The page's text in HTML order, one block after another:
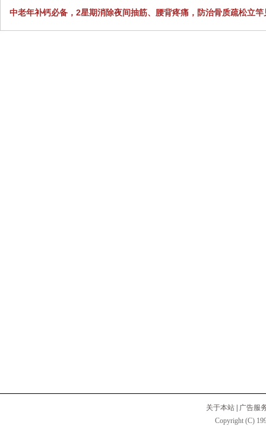
中老年补钙必备，2星期消除夜间抽筋、腰背疼痛，防治骨质疏松立竿
关于本站
广告服
Copyright (C)